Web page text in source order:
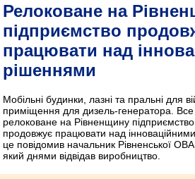
Релоковане на
підприємство
працювати над
рішеннями
Мобільні будинки, лазні та пральні для
приміщення для дизель-генератора. Все
релоковане на Рівненщину
продовжує працювати над
це повідомив начальник Рівненської ОВА
який днями відвідав виробництво.